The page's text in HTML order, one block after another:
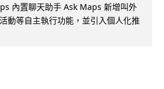
內置聊天助手 Ask Maps 新增叫外
動等自主執行功能，並引入個人化推